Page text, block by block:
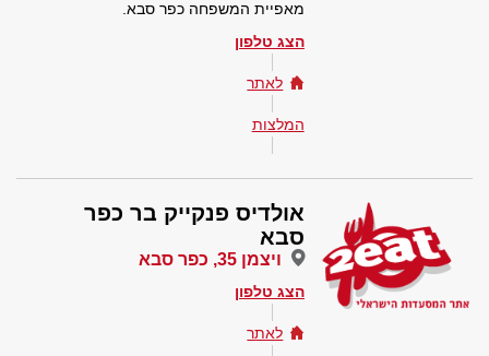
מאפיית המשפחה כפר סבא.
הצג טלפון
לאתר
המלצות
אולדיס פנקייק בר כפר
סבא
ויצמן 35, כפר סבא
הצג טלפון
לאתר